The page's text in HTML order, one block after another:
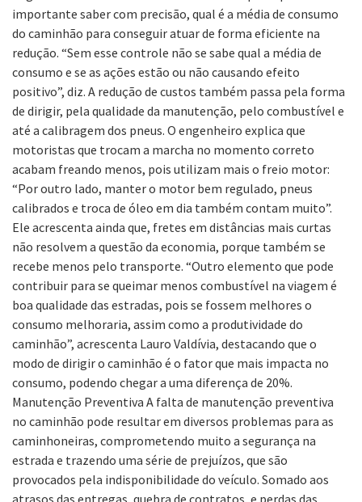
importante saber com precisão, qual é a média de consumo
do caminhão para conseguir atuar de forma eficiente na
redução. “Sem esse controle não se sabe qual a média de
consumo e se as ações estão ou não causando efeito
positivo”, diz. A redução de custos também passa pela forma
de dirigir, pela qualidade da manutenção, pelo combustível e
até a calibragem dos pneus. O engenheiro explica que
motoristas que trocam a marcha no momento correto
acabam freando menos, pois utilizam mais o freio motor:
“Por outro lado, manter o motor bem regulado, pneus
calibrados e troca de óleo em dia também contam muito”.
Ele acrescenta ainda que, fretes em distâncias mais curtas
não resolvem a questão da economia, porque também se
recebe menos pelo transporte. “Outro elemento que pode
contribuir para se queimar menos combustível na viagem é
boa qualidade das estradas, pois se fossem melhores o
consumo melhoraria, assim como a produtividade do
caminhão”, acrescenta Lauro Valdívia, destacando que o
modo de dirigir o caminhão é o fator que mais impacta no
consumo, podendo chegar a uma diferença de 20%.
Manutenção Preventiva A falta de manutenção preventiva
no caminhão pode resultar em diversos problemas para as
caminhoneiras, comprometendo muito a segurança na
estrada e trazendo uma série de prejuízos, que são
provocados pela indisponibilidade do veículo. Somado aos
atrasos das entregas, quebra de contratos, e perdas das